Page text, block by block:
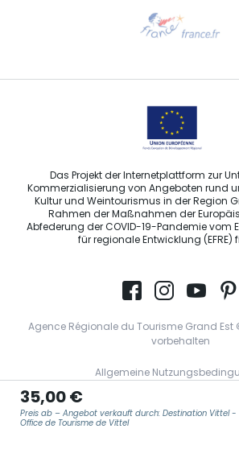
35,00 €
Preis ab – Angebot verkauft durch: Destination Vittel -
Office de Tourisme de Vittel
Sprechen Sie uns per E-
Das Projekt der Internetplattform zur
Kommerzialisierung von Angeboten rund
Kultur und Weintourismus in der Region
Rahmen der Maßnahmen der
Abfederung der COVID-19-Pandemie vom
für regionale Entwicklung (EFRE)
Agence Régionale du Tourisme Grand Est
vorbehalten
Allgemeine